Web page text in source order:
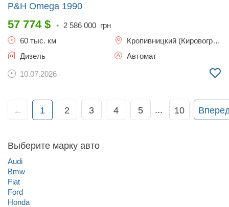
P&H Omega 1990
57 774 $ • 2 586 000 грн
60 тыс. км
Кропивницкий (Кировоград)
Дизель
Автомат
10.07.2026
← 1 2 3 4 5 ... 10
Выберите марку авто
Audi
Bmw
Fiat
Ford
Honda